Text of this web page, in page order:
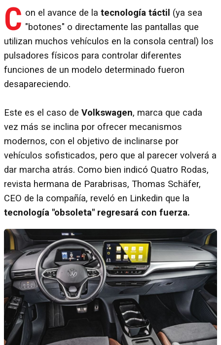
C on el avance de la tecnología táctil (ya sea
"botones" o directamente las pantallas que
utilizan muchos vehículos en la consola central) los
pulsadores físicos para controlar diferentes
funciones de un modelo determinado fueron
desapareciendo.
Este es el caso de Volkswagen, marca que cada
vez más se inclina por ofrecer mecanismos
modernos, con el objetivo de inclinarse por
vehículos sofisticados, pero que al parecer volverá a
dar marcha atrás. Como bien indicó Quatro Rodas,
revista hermana de Parabrisas, Thomas Schäfer,
CEO de la compañía, reveló en Linkedin que la
tecnología "obsoleta" regresará con fuerza.